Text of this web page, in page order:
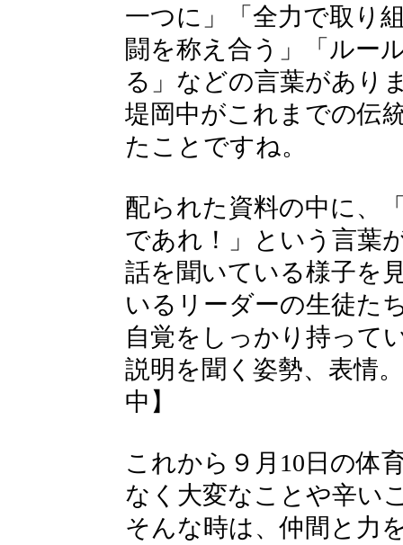
一つに」「全力で取り
闘を称え合う」「ルー
る」などの言葉があり
堤岡中がこれまでの伝
たことですね。
配られた資料の中に、
であれ！」という言葉
話を聞いている様子を
いるリーダーの生徒た
自覚をしっかり持って
説明を聞く姿勢、表情
中】
これから９月10日の体
なく大変なことや辛い
そんな時は、仲間と力